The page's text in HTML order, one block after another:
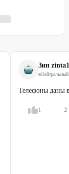
Зин
Нейтральный
Телефоны даны
1 2